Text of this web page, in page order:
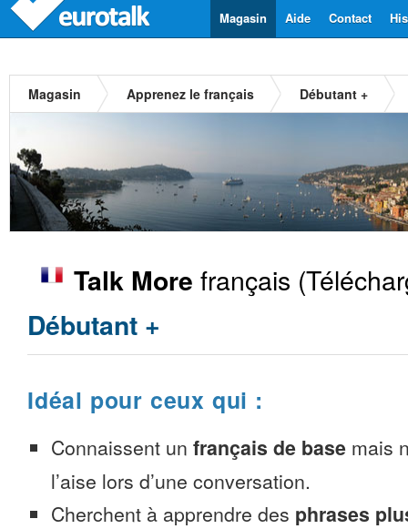
Contact
Aide
Magasin
Magasin Apprenez le français Débutant +
Talk More français
Débutant +
Idéal pour ceux qui :
Connaissent un français de base mais
l’aise lors d’une conversation.
Cherchent à apprendre des phrases